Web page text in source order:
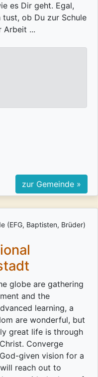
es Dir geht. Egal,
ob Du zur Schule
Arbeit ...
zur Gemeinde »
(EFG, Baptisten, Brüder)
globe are gathering
and the
learning, a
are wonderful, but
great life is through
Converge
given vision for a
reach out to